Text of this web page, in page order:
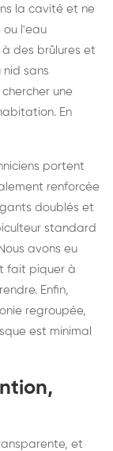
la cavité et ne
ou l'eau
des brûlures et
nid sans
une
En
portent
renforcée
doublés et
standard
avons eu
fait piquer à
Enfin,
regroupée,
est minimal
et